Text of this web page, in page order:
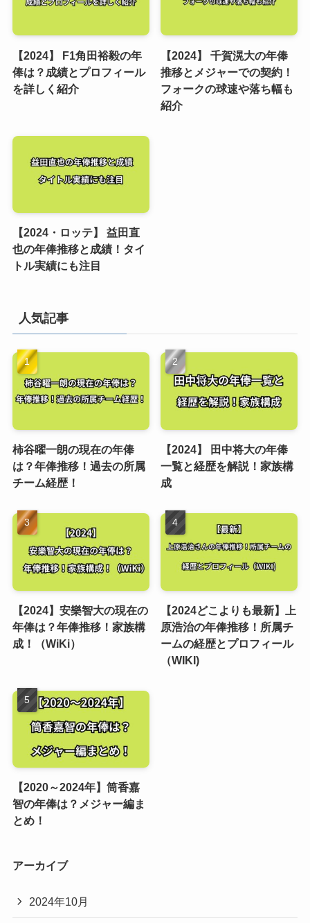
【2024】 F1角田裕毅の年
俸は？成績とプロフィール
を詳しく紹介
【2024】 千賀滉大の年俸
推移とメジャーでの契約！
フォークの球速や落ち幅も
紹介
【2024・ロッテ】 益田直
也の年俸推移と成績！タイ
トル実績にも注目
人気記事
柿谷曜一朗の現在の年俸
は？年俸推移！過去の所属
チーム経歴！
【2024】 田中将大の年俸
一覧と経歴を解説！家族構
成
【2024】安樂智大の現在の
年俸は？年俸推移！家族構
成！（WiKi）
【2024どこよりも最新】上
原浩治の年俸推移！所属チ
ームの経歴とプロフィール
（WIKI)
【2020～2024年】筒香嘉
智の年俸は？メジャー編ま
とめ！
アーカイブ
2024年10月